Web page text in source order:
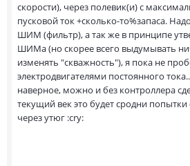
скорости), через полевик(и) с
пусковой ток +сколько-то%запаса.
ШИМ (фильтр), а так же в принципе
ШИМа (но скорее всего выдумывать
изменять "скважность"), я пока не
электродвигателями постоянного
наверное, можно и без контроллера
текущий век это будет сродни
через утюг :cry: